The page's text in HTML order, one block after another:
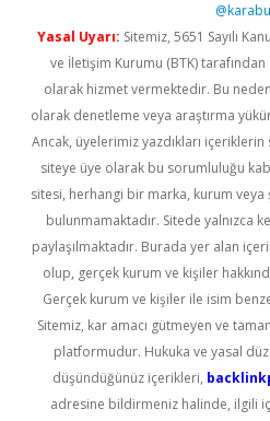
Yasal Uyarı: Sitemiz, 5651 Sayılı
ve İletişim Kurumu (BTK) tarafından
olarak hizmet vermektedir. Bu
olarak denetleme veya araştırma
Ancak, üyelerimiz yazdıkları
siteye üye olarak bu sorumluluğu
sitesi, herhangi bir marka, kurum veya
bulunmamaktadır. Sitede yalnızca
paylaşılmaktadır. Burada yer alan
olup, gerçek kurum ve kişiler
Gerçek kurum ve kişiler ile isim
Sitemiz, kar amacı gütmeyen ve
platformudur. Hukuka ve yasal
düşündüğünüz içerikleri,
adresine bildirmeniz halinde, ilgili